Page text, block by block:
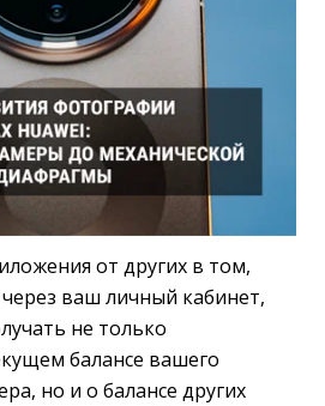
от других в том,
ваш личный кабинет,
не только
балансе вашего
но и о балансе других